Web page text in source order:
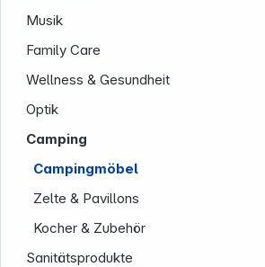
Musik
Family Care
Wellness & Gesundheit
Optik
Camping
Campingmöbel
Zelte & Pavillons
Kocher & Zubehör
Sanitätsprodukte
Folgen Sie uns auf